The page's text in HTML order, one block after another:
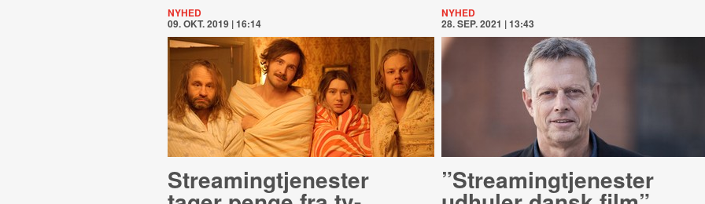
NYHED
09. OKT. 2019 | 16:14
Strea­m­ingtje­ne­ster
NYHED
28. SEP. 2021 | 13:43
”Strea­m­ingtje­ne­ster